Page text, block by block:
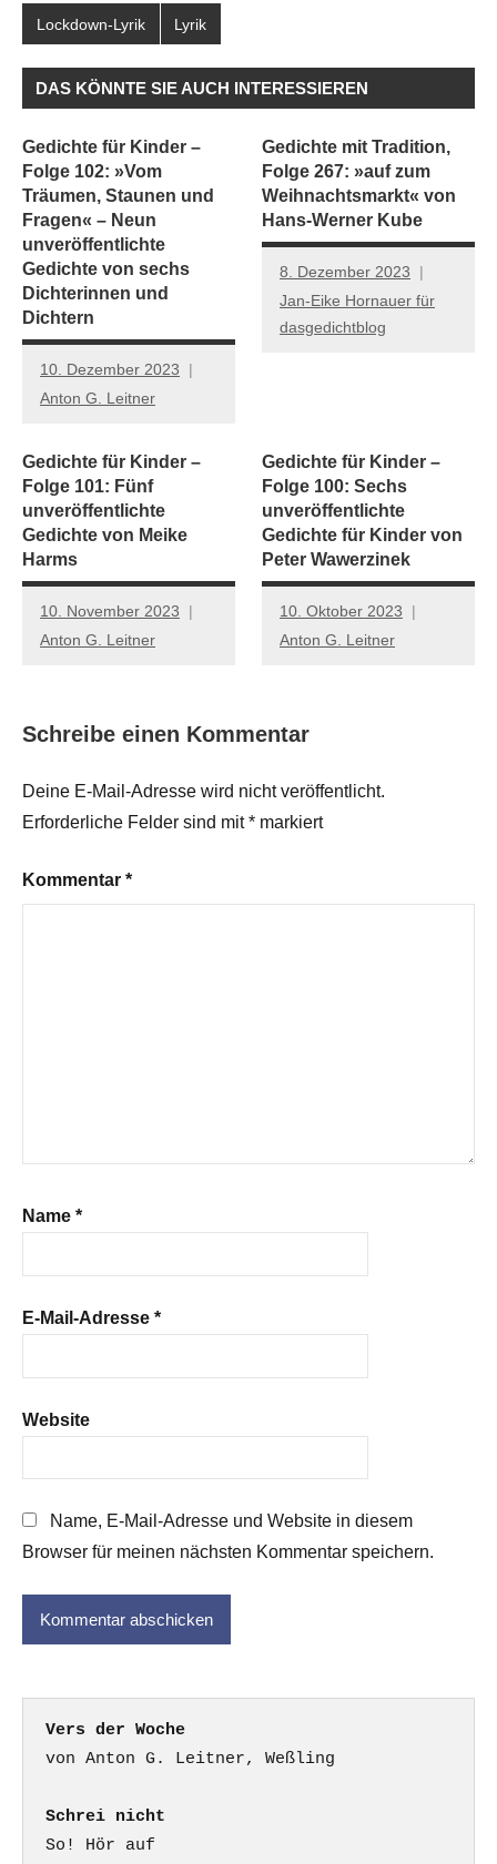
Lockdown-Lyrik Lyrik
DAS KÖNNTE SIE AUCH INTERESSIEREN
Gedichte für Kinder –
Folge 102: »Vom
Träumen, Staunen und
Fragen« – Neun
unveröffentlichte
Gedichte von sechs
Dichterinnen und
Dichtern
10. Dezember 2023
Anton G. Leitner
Gedichte mit Tradition,
Folge 267: »auf zum
Weihnachtsmarkt« von
Hans-Werner Kube
8. Dezember 2023
Jan-Eike Hornauer für
dasgedichtblog
Gedichte für Kinder –
Folge 101: Fünf
unveröffentlichte
Gedichte von Meike
Harms
10. November 2023
Anton G. Leitner
Gedichte für Kinder –
Folge 100: Sechs
unveröffentlichte
Gedichte für Kinder von
Peter Wawerzinek
10. Oktober 2023
Anton G. Leitner
Schreibe einen Kommentar
Deine E-Mail-Adresse wird nicht veröffentlicht.
Erforderliche Felder sind mit* markiert
Kommentar *
Name *
E-Mail-Adresse *
Website
Name, E-Mail-Adresse und Website in diesem
Browser für meinen nächsten Kommentar speichern.
Vers der Woche
Schrei nicht
So! Hör auf